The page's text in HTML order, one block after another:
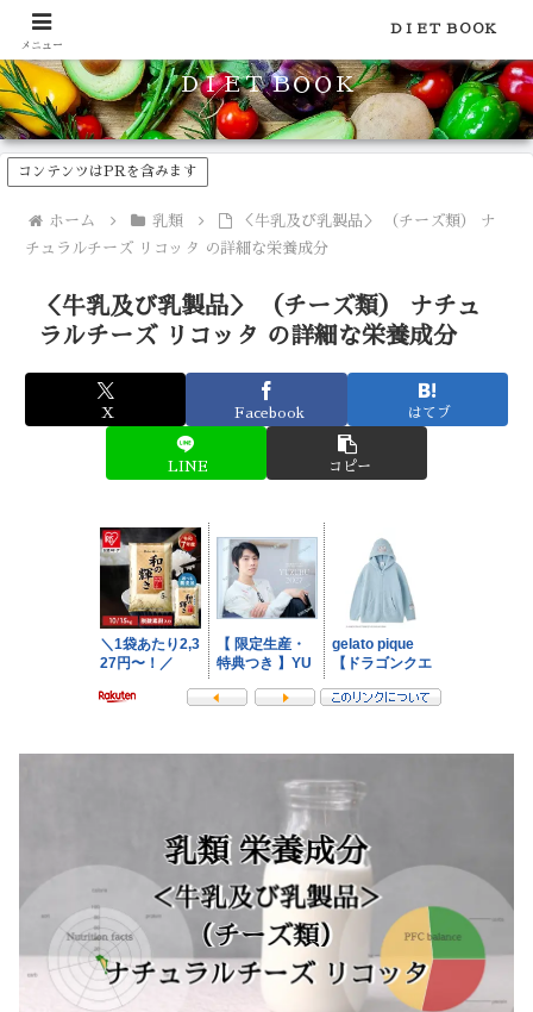
食品のカロリーや糖質などの栄養素がわかる！健康やダイエットに
ＤＩＥＴ ＢＯＯＫ
コンテンツはPRを含みます
ホーム 乳類
＜牛乳及び乳製品＞ （チーズ類） ナ
チュラルチーズ リコッタ の詳細な栄養成分
＜牛乳及び乳製品＞ （チーズ類） ナチュ
ラルチーズ リコッタ の詳細な栄養成分
X Facebook はてブ
LINE コピー
メニュー
ＤＩＥＴ ＢＯＯＫ